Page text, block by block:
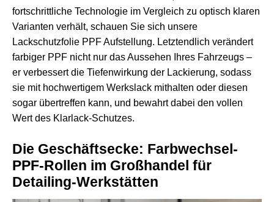
fortschrittliche Technologie im Vergleich zu optisch klaren
Varianten verhält, schauen Sie sich unsere
Lackschutzfolie PPFAufstellung. Letztendlich verändert
farbiger PPF nicht nur das Aussehen Ihres Fahrzeugs –
er verbessert die Tiefenwirkung der Lackierung, sodass
sie mit hochwertigem Werkslack mithalten oder diesen
sogar übertreffen kann, und bewahrt dabei den vollen
Wert des Klarlack-Schutzes.
Die Geschäftsecke: Farbwechsel-
PPF-Rollen im Großhandel für
Detailing-Werkstätten